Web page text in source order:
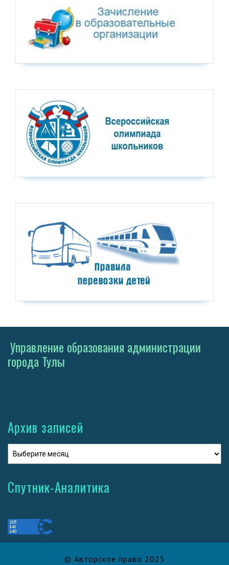
Управление образования администрации
города Тулы
Архив записей
Спутник-Аналитика
© Авторское право 2025